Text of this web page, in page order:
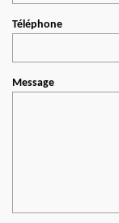
Téléphone
Message